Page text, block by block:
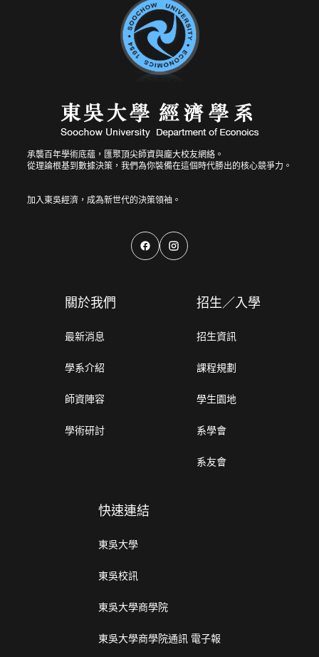
承襲百年學術底蘊，匯聚頂尖師資與龐大校友網絡。
從理論根基到數據決策，我們為你裝備在這個時代勝出的核心競爭力。
關於我們
最新消息
學系介紹
師資陣容
學術研討
招生／入學
招生資訊
課程規劃
學生園地
系學會
系友會
快速連結
東吳大學
東吳校訊
東吳大學商學院
東吳大學商學院通訊 電子報